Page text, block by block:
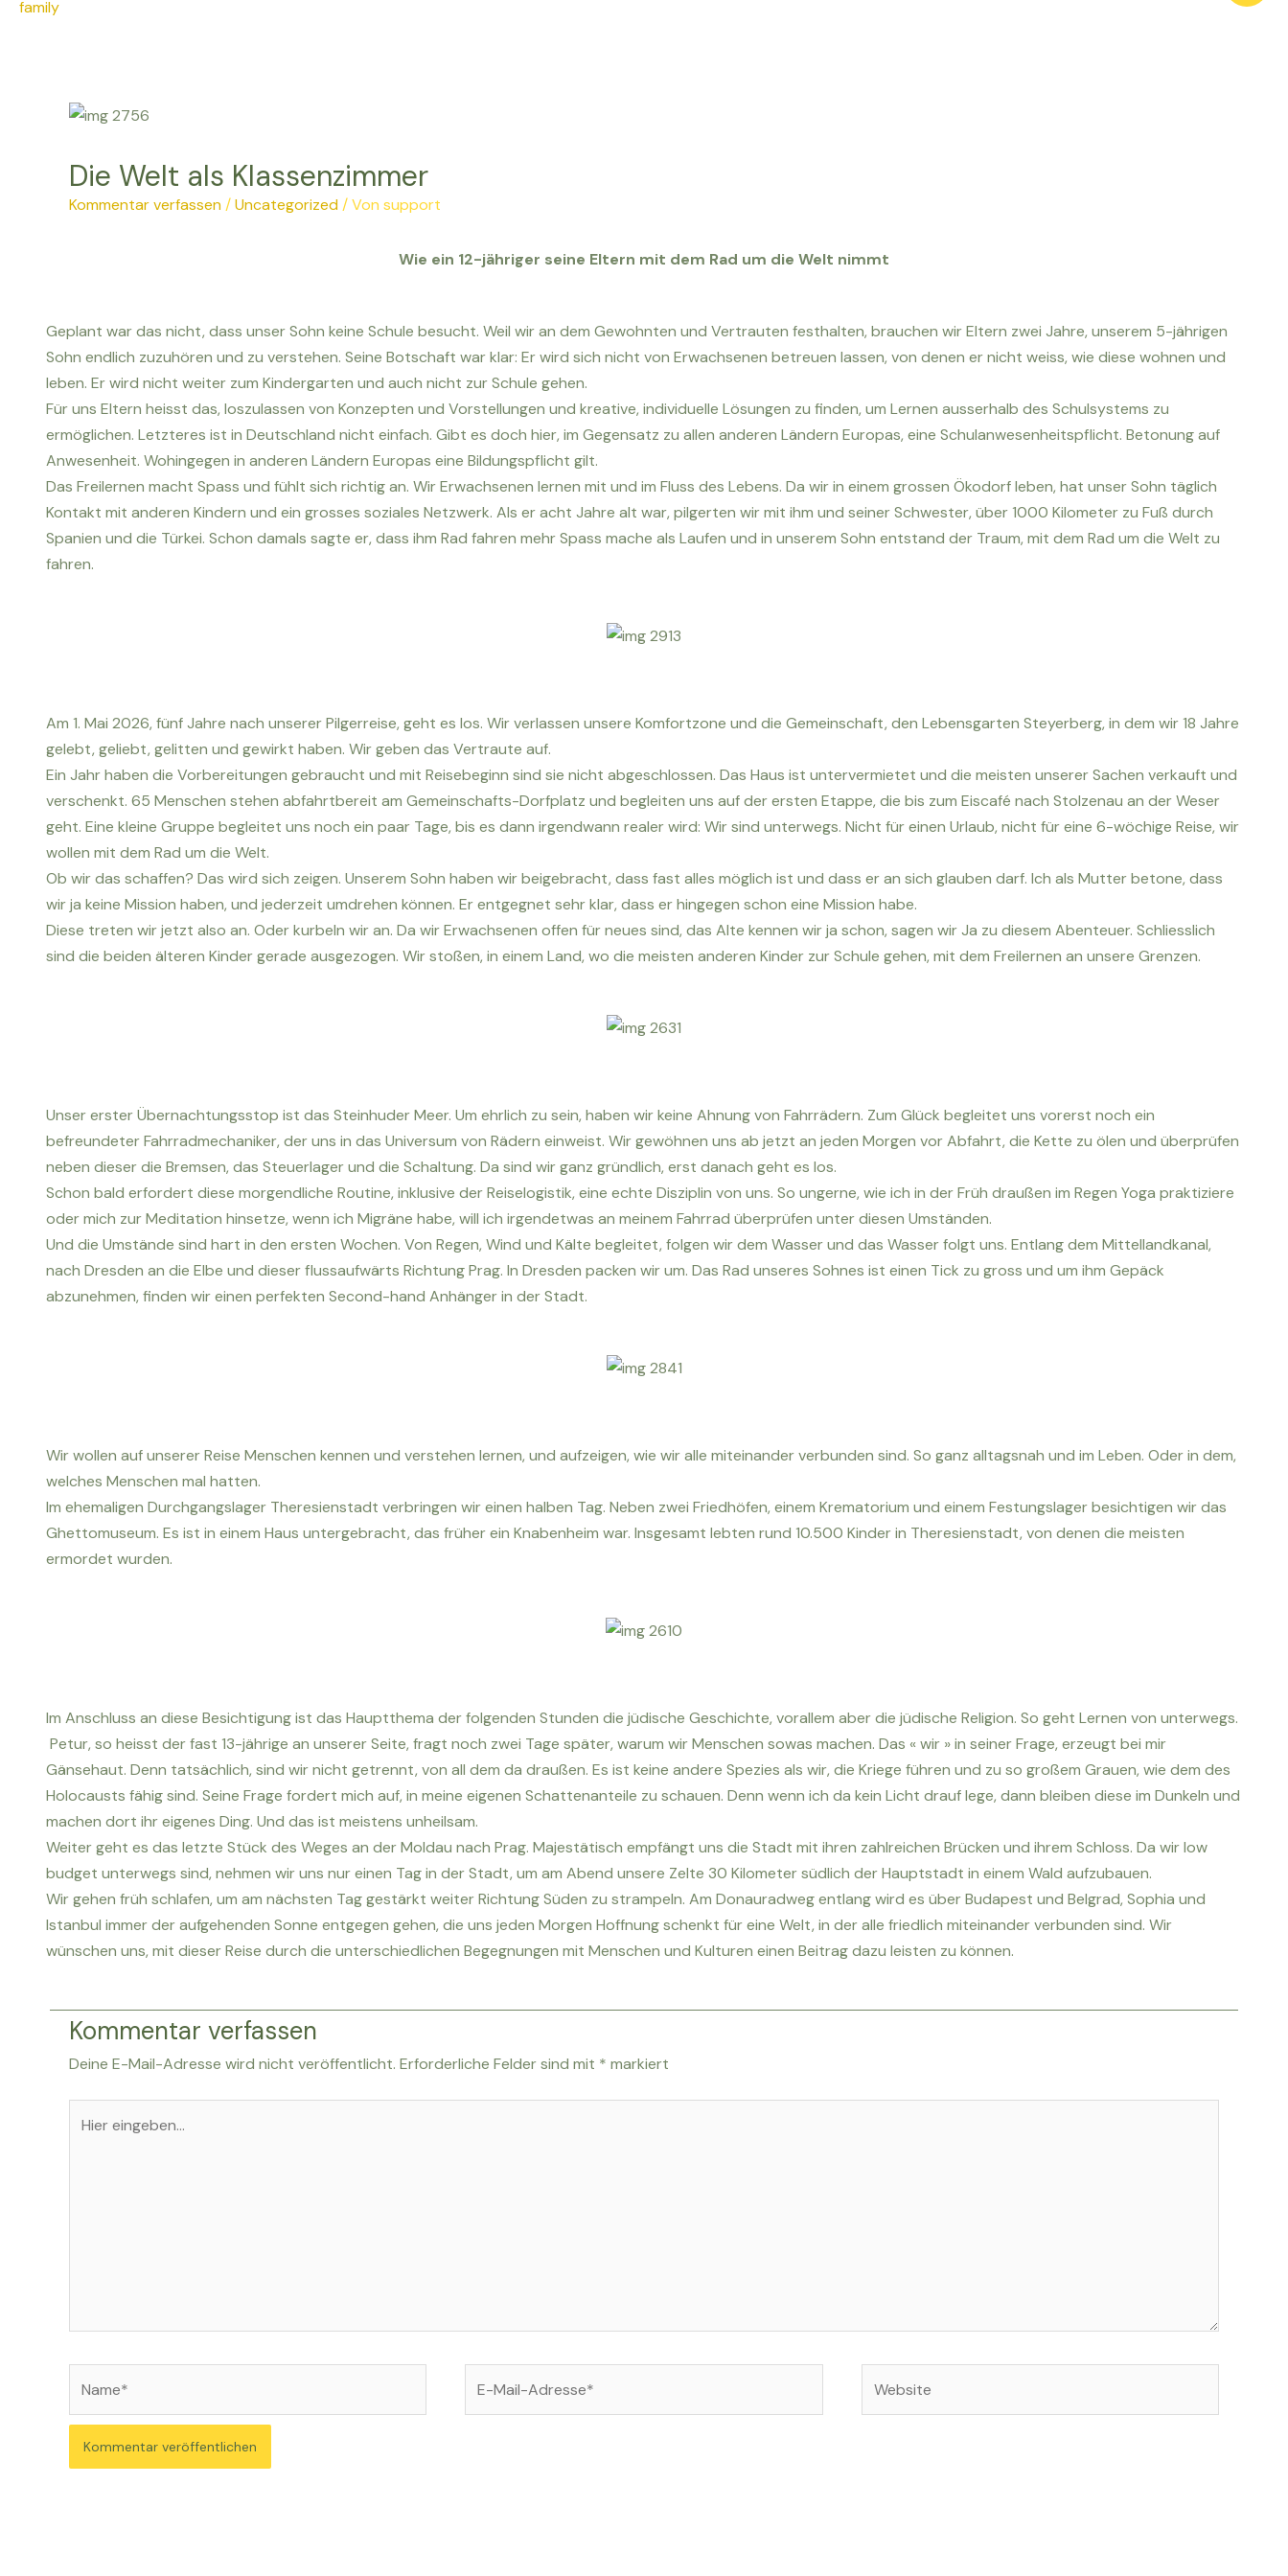
Die Welt als Klassenzimmer
Kommentar verfassen/Uncategorized/ Von support
Wie ein 12-jähriger seine Eltern mit dem Rad um die Welt nimmt
Geplant war das nicht, dass unser Sohn keine Schule besucht. Weil wir an dem Gewohnten und Vertrauten festhalten, brauchen wir Eltern zwei Jahre, unserem 5-jährigen
Sohn endlich zuzuhören und zu verstehen. Seine Botschaft war klar: Er wird sich nicht von Erwachsenen betreuen lassen, von denen er nicht weiss, wie diese wohnen und
leben. Er wird nicht weiter zum Kindergarten und auch nicht zur Schule gehen.
Für uns Eltern heisst das, loszulassen von Konzepten und Vorstellungen und kreative, individuelle Lösungen zu finden, um Lernen ausserhalb des Schulsystems zu
ermöglichen. Letzteres ist in Deutschland nicht einfach. Gibt es doch hier, im Gegensatz zu allen anderen Ländern Europas, eine Schulanwesenheitspflicht. Betonung auf
Anwesenheit. Wohingegen in anderen Ländern Europas eine Bildungspflicht gilt.
Das Freilernen macht Spass und fühlt sich richtig an. Wir Erwachsenen lernen mit und im Fluss des Lebens. Da wir in einem grossen Ökodorf leben, hat unser Sohn täglich
Kontakt mit anderen Kindern und ein grosses soziales Netzwerk. Als er acht Jahre alt war, pilgerten wir mit ihm und seiner Schwester, über 1000 Kilometer zu Fuß durch
Spanien und die Türkei. Schon damals sagte er, dass ihm Rad fahren mehr Spass mache als Laufen und in unserem Sohn entstand der Traum, mit dem Rad um die Welt zu
fahren.
Am 1. Mai 2026, fünf Jahre nach unserer Pilgerreise, geht es los. Wir verlassen unsere Komfortzone und die Gemeinschaft, den Lebensgarten Steyerberg, in dem wir 18 Jahre
gelebt, geliebt, gelitten und gewirkt haben. Wir geben das Vertraute auf.
Ein Jahr haben die Vorbereitungen gebraucht und mit Reisebeginn sind sie nicht abgeschlossen. Das Haus ist untervermietet und die meisten unserer Sachen verkauft und
verschenkt. 65 Menschen stehen abfahrtbereit am Gemeinschafts-Dorfplatz und begleiten uns auf der ersten Etappe, die bis zum Eiscafé nach Stolzenau an der Weser
geht. Eine kleine Gruppe begleitet uns noch ein paar Tage, bis es dann irgendwann realer wird: Wir sind unterwegs. Nicht für einen Urlaub, nicht für eine 6-wöchige Reise, wir
wollen mit dem Rad um die Welt.
Ob wir das schaffen? Das wird sich zeigen. Unserem Sohn haben wir beigebracht, dass fast alles möglich ist und dass er an sich glauben darf. Ich als Mutter betone, dass
wir ja keine Mission haben, und jederzeit umdrehen können. Er entgegnet sehr klar, dass er hingegen schon eine Mission habe.
Diese treten wir jetzt also an. Oder kurbeln wir an. Da wir Erwachsenen offen für neues sind, das Alte kennen wir ja schon, sagen wir Ja zu diesem Abenteuer. Schliesslich
sind die beiden älteren Kinder gerade ausgezogen. Wir stoßen, in einem Land, wo die meisten anderen Kinder zur Schule gehen, mit dem Freilernen an unsere Grenzen.
Unser erster Übernachtungsstop ist das Steinhuder Meer. Um ehrlich zu sein, haben wir keine Ahnung von Fahrrädern. Zum Glück begleitet uns vorerst noch ein
befreundeter Fahrradmechaniker, der uns in das Universum von Rädern einweist. Wir gewöhnen uns ab jetzt an jeden Morgen vor Abfahrt, die Kette zu ölen und überprüfen
neben dieser die Bremsen, das Steuerlager und die Schaltung. Da sind wir ganz gründlich, erst danach geht es los.
Schon bald erfordert diese morgendliche Routine, inklusive der Reiselogistik, eine echte Disziplin von uns. So ungerne, wie ich in der Früh draußen im Regen Yoga praktiziere
oder mich zur Meditation hinsetze, wenn ich Migräne habe, will ich irgendetwas an meinem Fahrrad überprüfen unter diesen Umständen.
Und die Umstände sind hart in den ersten Wochen. Von Regen, Wind und Kälte begleitet, folgen wir dem Wasser und das Wasser folgt uns. Entlang dem Mittellandkanal,
nach Dresden an die Elbe und dieser flussaufwärts Richtung Prag. In Dresden packen wir um. Das Rad unseres Sohnes ist einen Tick zu gross und um ihm Gepäck
abzunehmen, finden wir einen perfekten Second-hand Anhänger in der Stadt.
Wir wollen auf unserer Reise Menschen kennen und verstehen lernen, und aufzeigen, wie wir alle miteinander verbunden sind. So ganz alltagsnah und im Leben. Oder in dem,
welches Menschen mal hatten.
Im ehemaligen Durchgangslager Theresienstadt verbringen wir einen halben Tag. Neben zwei Friedhöfen, einem Krematorium und einem Festungslager besichtigen wir das
Ghettomuseum. Es ist in einem Haus untergebracht, das früher ein Knabenheim war. Insgesamt lebten rund 10.500 Kinder in Theresienstadt, von denen die meisten
ermordet wurden.
Im Anschluss an diese Besichtigung ist das Hauptthema der folgenden Stunden die jüdische Geschichte, vorallem aber die jüdische Religion. So geht Lernen von unterwegs.
Petur, so heisst der fast 13-jährige an unserer Seite, fragt noch zwei Tage später, warum wir Menschen sowas machen. Das « wir » in seiner Frage, erzeugt bei mir
Gänsehaut. Denn tatsächlich, sind wir nicht getrennt, von all dem da draußen. Es ist keine andere Spezies als wir, die Kriege führen und zu so großem Grauen, wie dem des
Holocausts fähig sind. Seine Frage fordert mich auf, in meine eigenen Schattenanteile zu schauen. Denn wenn ich da kein Licht drauf lege, dann bleiben diese im Dunkeln und
machen dort ihr eigenes Ding. Und das ist meistens unheilsam.
Weiter geht es das letzte Stück des Weges an der Moldau nach Prag. Majestätisch empfängt uns die Stadt mit ihren zahlreichen Brücken und ihrem Schloss. Da wir low
budget unterwegs sind, nehmen wir uns nur einen Tag in der Stadt, um am Abend unsere Zelte 30 Kilometer südlich der Hauptstadt in einem Wald aufzubauen.
Wir gehen früh schlafen, um am nächsten Tag gestärkt weiter Richtung Süden zu strampeln. Am Donauradweg entlang wird es über Budapest und Belgrad, Sophia und
Istanbul immer der aufgehenden Sonne entgegen gehen, die uns jeden Morgen Hoffnung schenkt für eine Welt, in der alle friedlich miteinander verbunden sind. Wir
wünschen uns, mit dieser Reise durch die unterschiedlichen Begegnungen mit Menschen und Kulturen einen Beitrag dazu leisten zu können.
Kommentar verfassen
Deine E-Mail-Adresse wird nicht veröffentlicht. Erforderliche Felder sind mit * markiert
eingeben…